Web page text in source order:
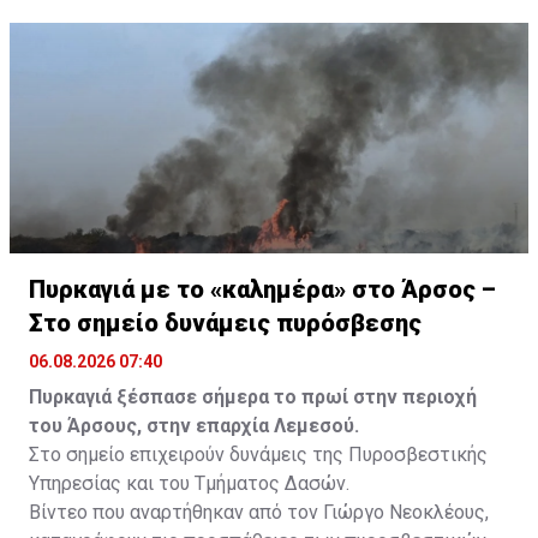
Πυρκαγιά με το «καλημέρα» στο Άρσος –
Στο σημείο δυνάμεις πυρόσβεσης
06.08.2026 07:40
Πυρκαγιά ξέσπασε σήμερα το πρωί στην περιοχή
του Άρσους, στην επαρχία Λεμεσού.
Στο σημείο επιχειρούν δυνάμεις της Πυροσβεστικής
Υπηρεσίας και του Τμήματος Δασών.
Βίντεο που αναρτήθηκαν από τον Γιώργο Νεοκλέους,